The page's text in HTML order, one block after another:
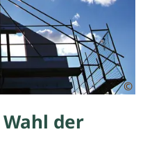
der
©